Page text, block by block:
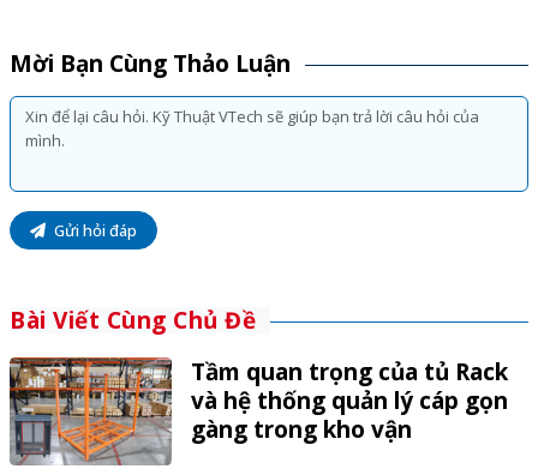
Mời Bạn Cùng Thảo Luận
Gửi hỏi đáp
Bài Viết Cùng Chủ Đề
Tầm quan trọng của tủ Rack
và hệ thống quản lý cáp gọn
gàng trong kho vận